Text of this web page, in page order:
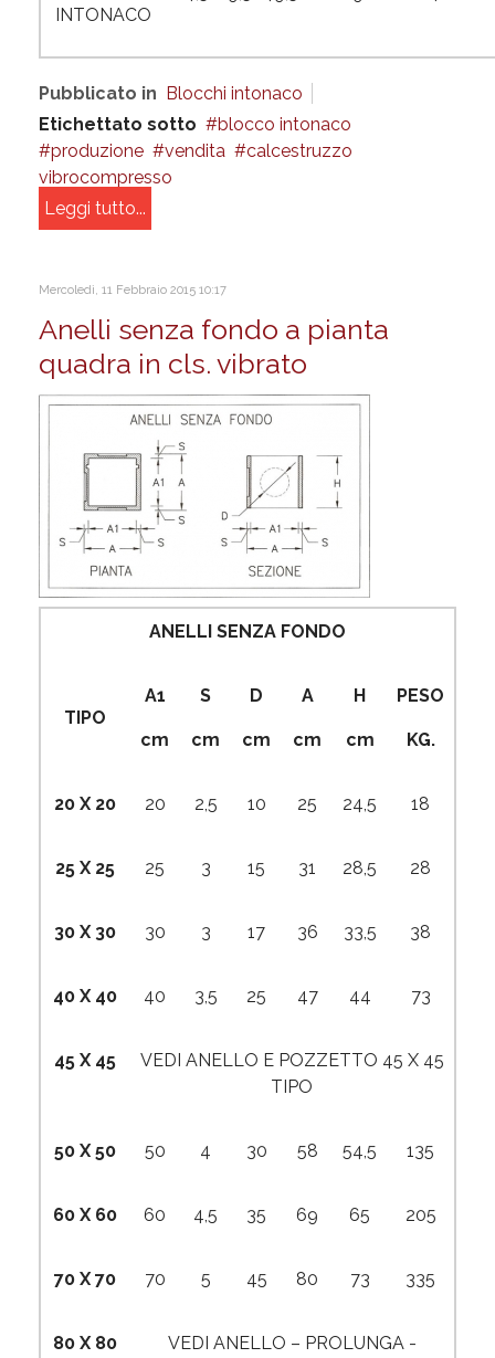
INTONACO
Pubblicato in Blocchi intonaco
Etichettato sotto
blocco intonaco
produzione
vendita
calcestruzzo
vibrocompresso
Leggi tutto...
Mercoledì, 11 Febbraio 2015 10:17
Anelli senza fondo a pianta
quadra in cls. vibrato
ANELLI SENZA FONDO
TIPO
A1
cm
S
cm
D
cm
A
cm
H
cm
PESO
KG.
20 X 20 20 2,5 10 25 24,5 18
25 X 25 25 3 15 31 28,5 28
30 X 30 30 3 17 36 33,5 38
40 X 40 40 3,5 25 47 44 73
45 X 45
VEDI ANELLO E POZZETTO 45 X 45
TIPO
50 X 50 50 4 30 58 54,5 135
60 X 60 60 4,5 35 69 65 205
70 X 70 70 5 45 80 73 335
80 X 80
VEDI ANELLO – PROLUNGA -